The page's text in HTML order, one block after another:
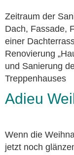
Zeitraum der
Dach, Fassade,
einer
Renovierung
und Sanierung
Treppenhauses
Adieu
Wenn die
jetzt noch